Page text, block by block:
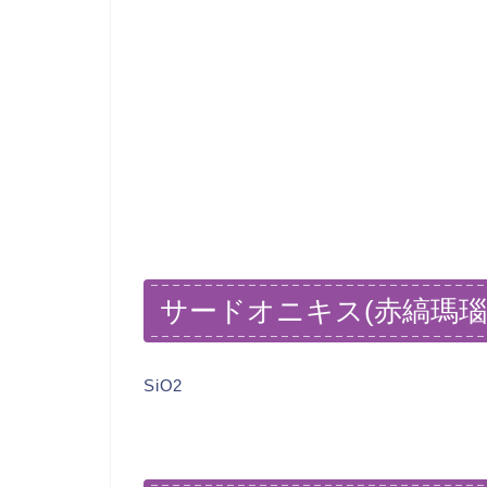
サードオニキス(赤縞瑪
SiO2